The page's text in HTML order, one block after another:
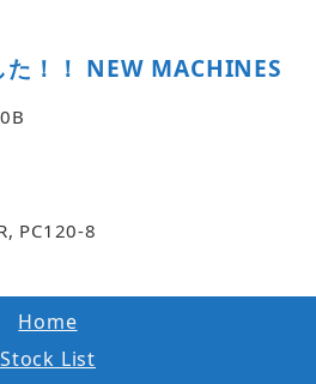
た！！ NEW MACHINES
PC120-8
Home
Stock List